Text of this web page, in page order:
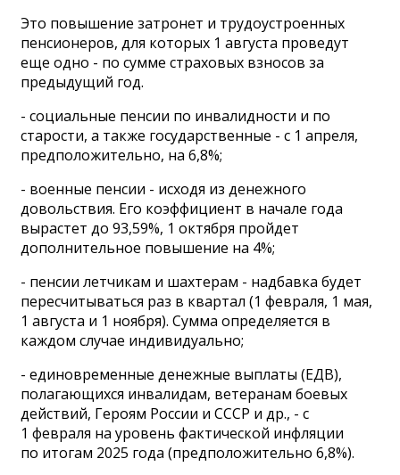
Это повышение затронет и трудоустроенных
пенсионеров, для которых 1 августа проведут
еще одно - по сумме страховых взносов за
предыдущий год.
- социальные пенсии по инвалидности и по
старости, а также государственные - с 1 апреля,
предположительно, на 6,8%;
- военные пенсии - исходя из денежного
довольствия. Его коэффициент в начале года
вырастет до 93,59%, 1 октября пройдет
дополнительное повышение на 4%;
- пенсии летчикам и шахтерам - надбавка будет
пересчитываться раз в квартал (1 февраля, 1 мая,
1 августа и 1 ноября). Сумма определяется в
каждом случае индивидуально;
- единовременные денежные выплаты (ЕДВ),
полагающихся инвалидам, ветеранам боевых
действий, Героям России и СССР и др., - с
1 февраля на уровень фактической инфляции
по итогам 2025 года (предположительно 6,8%).